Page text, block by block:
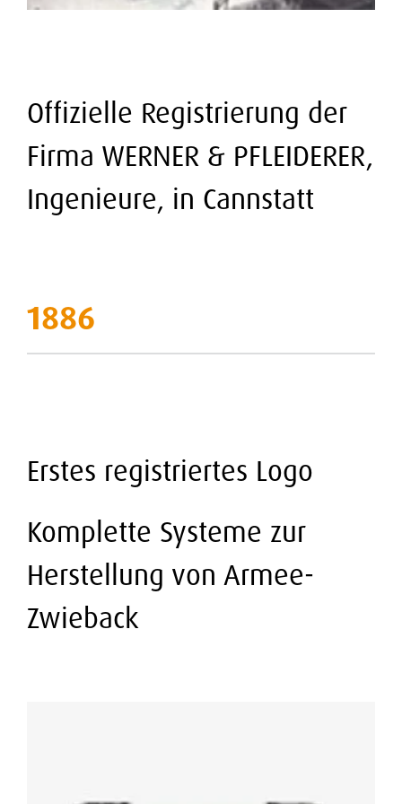
Offizielle Registrierung der
Firma WERNER & PFLEIDERER,
Ingenieure, in Cannstatt
1886
Erstes registriertes Logo
Komplette Systeme zur
Herstellung von Armee-
Zwieback